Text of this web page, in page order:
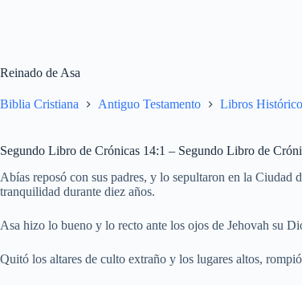
Reinado de Asa
Biblia Cristiana Antiguo Testamento Libros
Segundo Libro de Crónicas 14:1 – Segundo Libro de
Abías reposó con sus padres, y lo sepultaron en la
tranquilidad durante diez años.
Asa hizo lo bueno y lo recto ante los ojos de Jehovah su
Quitó los altares de culto extraño y los lugares altos,